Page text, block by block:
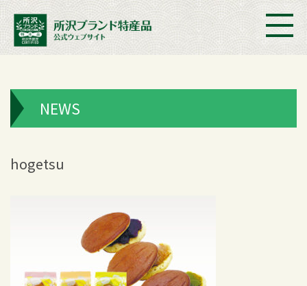
NEWS
hogetsu